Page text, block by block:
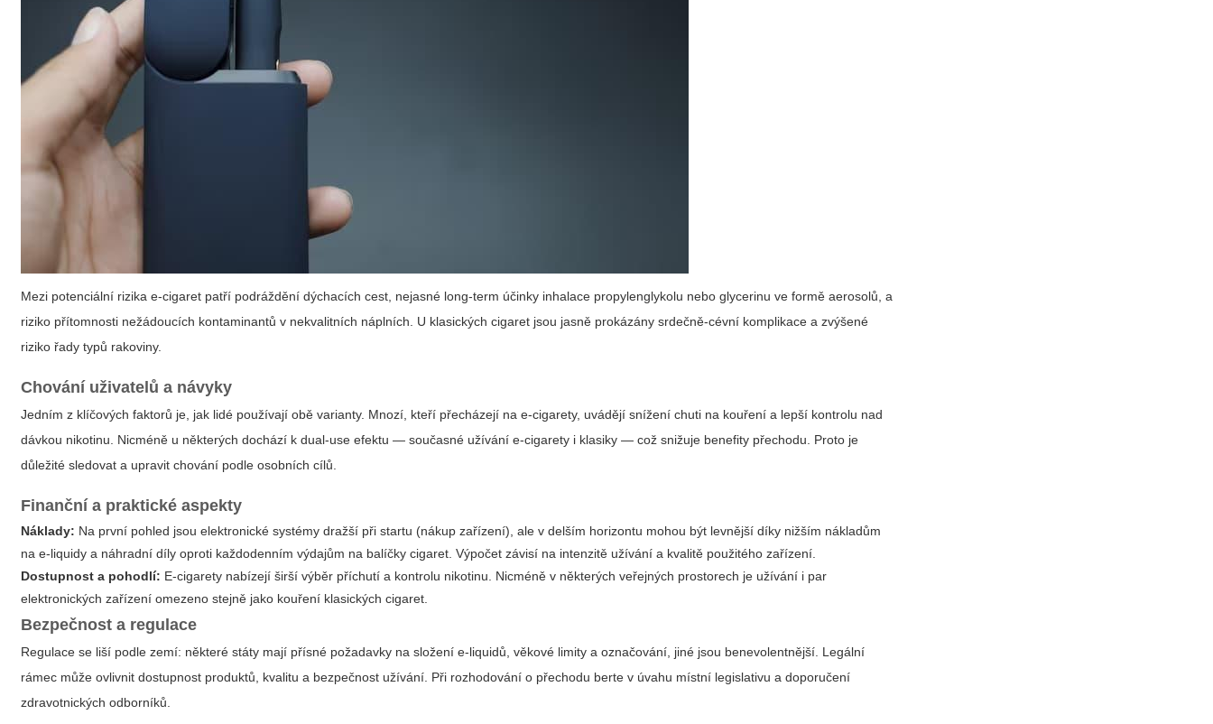
Mezi potenciální rizika e-cigaret patří podráždění dýchacích cest, nejasné long-term účinky inhalace propylenglykolu nebo glycerinu ve formě aerosolů, a
riziko přítomnosti nežádoucích kontaminantů v nekvalitních náplních. U klasických cigaret jsou jasně prokázány srdečně-cévní komplikace a zvýšené
riziko řady typů rakoviny.
Chování uživatelů a návyky
Jedním z klíčových faktorů je, jak lidé používají obě varianty. Mnozí, kteří přecházejí na e-cigarety, uvádějí snížení chuti na kouření a lepší kontrolu nad
dávkou nikotinu. Nicméně u některých dochází k dual-use efektu — současné užívání e-cigarety i klasiky — což snižuje benefity přechodu. Proto je
důležité sledovat a upravit chování podle osobních cílů.
Finanční a praktické aspekty
Náklady: Na první pohled jsou elektronické systémy dražší při startu (nákup zařízení), ale v delším horizontu mohou být levnější díky nižším nákladům
na e-liquidy a náhradní díly oproti každodenním výdajům na balíčky cigaret. Výpočet závisí na intenzitě užívání a kvalitě použitého zařízení.
Dostupnost a pohodlí: E-cigarety nabízejí širší výběr příchutí a kontrolu nikotinu. Nicméně v některých veřejných prostorech je užívání i par
elektronických zařízení omezeno stejně jako kouření klasických cigaret.
Bezpečnost a regulace
Regulace se liší podle zemí: některé státy mají přísné požadavky na složení e-liquidů, věkové limity a označování, jiné jsou benevolentnější. Legální
rámec může ovlivnit dostupnost produktů, kvalitu a bezpečnost užívání. Při rozhodování o přechodu berte v úvahu místní legislativu a doporučení
zdravotnických odborníků.